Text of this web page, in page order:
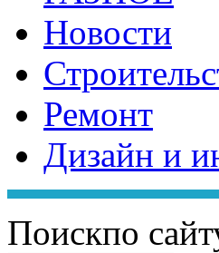
Новости
Ремонт
Дизайн и
Поискпо